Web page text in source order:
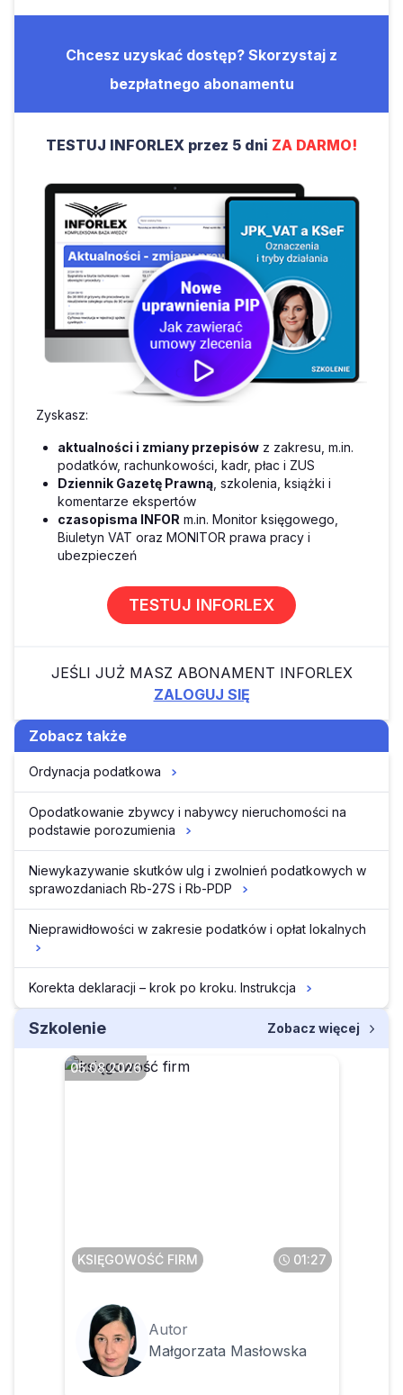
Chcesz uzyskać dostęp? Skorzystaj z
bezpłatnego abonamentu
TESTUJ INFORLEX przez 5 dni ZA DARMO!
Zyskasz:
aktualności i zmiany przepisów z zakresu, m.in.
podatków, rachunkowości, kadr, płac i ZUS
Dziennik Gazetę Prawną , szkolenia, książki i
komentarze ekspertów
czasopisma INFOR m.in. Monitor księgowego,
Biuletyn VAT oraz MONITOR prawa pracy i
ubezpieczeń
TESTUJ INFORLEX
JEŚLI JUŻ MASZ ABONAMENT INFORLEX
ZALOGUJ SIĘ
Zobacz także
Ordynacja podatkowa
Opodatkowanie zbywcy i nabywcy nieruchomości na
podstawie porozumienia
Niewykazywanie skutków ulg i zwolnień podatkowych w
sprawozdaniach Rb-27S i Rb-PDP
Nieprawidłowości w zakresie podatków i opłat lokalnych
Korekta deklaracji – krok po kroku. Instrukcja
Szkolenie Zobacz więcej
05.08.2026
KSIĘGOWOŚĆ FIRM 01:27
Autor
Małgorzata Masłowska